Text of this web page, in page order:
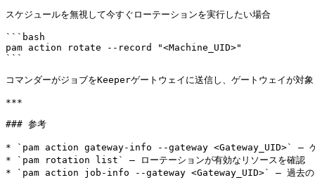
スケジュールを無視して今すぐローテーションを実行したい場合
```bash
pam action rotate --record "<Machine_UID>"
```
コマンダーがジョブをKeeperゲートウェイに送信し、ゲートウェイが対
***
### 参考
* `pam action gateway-info --gateway <Gateway_UID>` – ゲー
* `pam rotation list` – ローテーションが有効なリソースを確認
* `pam action job-info --gateway <Gateway_UID>` – 過去のロ